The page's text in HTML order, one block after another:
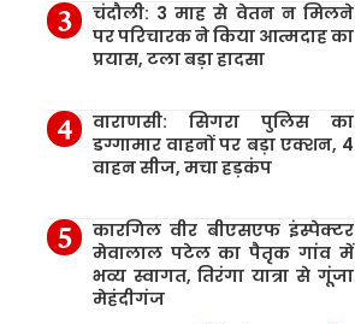
चंदौली: 3 माह से वेतन न मिलने
पर परिचारक ने किया आत्मदाह का
प्रयास, टला बड़ा हादसा
वाराणसी: सिगरा पुलिस का
डग्गामार वाहनों पर बड़ा एक्शन, 4
वाहन सीज, मचा हड़कंप
कारगिल वीर बीएसएफ इंस्पेक्टर
मेवालाल पटेल का पैतृक गांव में
भव्य स्वागत, तिरंगा यात्रा से गूंजा
मेहंदीगंज